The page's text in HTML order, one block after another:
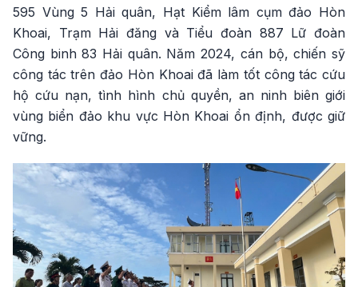
595 Vùng 5 Hải quân, Hạt Kiểm lâm cụm đảo Hòn
Khoai, Trạm Hải đăng và Tiểu đoàn 887 Lữ đoàn
Công binh 83 Hải quân. Năm 2024, cán bộ, chiến sỹ
công tác trên đảo Hòn Khoai đã làm tốt công tác cứu
hộ cứu nạn, tình hình chủ quyền, an ninh biên giới
vùng biển đảo khu vực Hòn Khoai ổn định, được giữ
vững.